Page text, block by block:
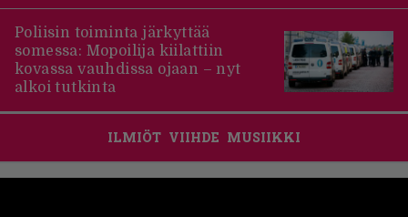
Poliisin toiminta järkyttää
somessa: Mopoilija kiilattiin
kovassa vauhdissa ojaan – nyt
alkoi tutkinta
ILMIÖT VIIHDE MUSIIKKI